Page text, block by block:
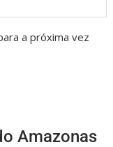
a próxima vez
Amazonas